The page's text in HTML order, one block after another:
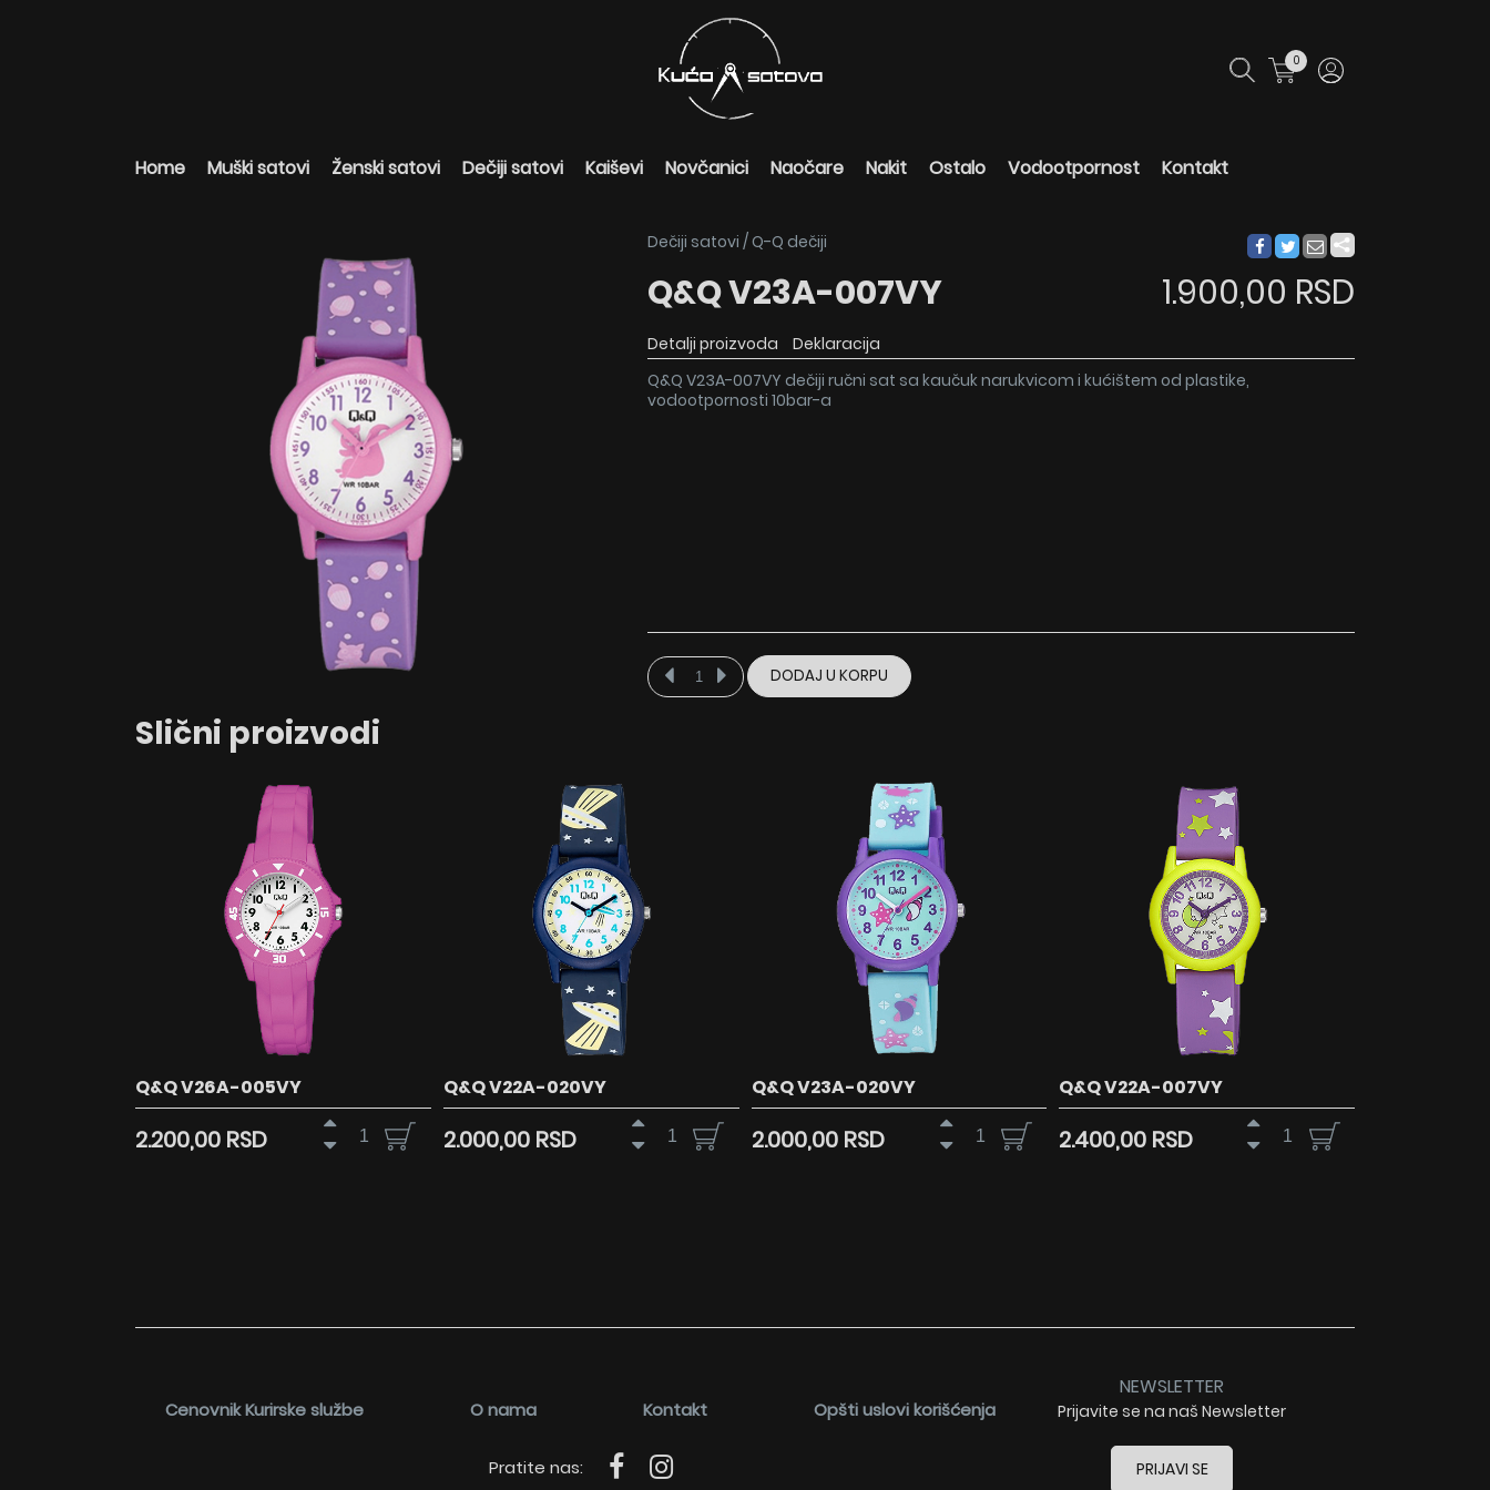
0
Home Muški satovi Ženski satovi Dečiji satovi Kaiševi Novčanici Naočare Nakit Ostalo Vodootpornost Kontakt
Dečiji satovi /Q-Q dečiji
Q&Q V23A-007VY 1.900,00 RSD
Detalji proizvoda
Deklaracija
Q&Q V23A-007VY dečiji ručni sat sa kaučuk narukvicom i kućištem od plastike,
vodootpornosti 10bar-a
DODAJ U KORPU
Slični proizvodi
Q&Q V26A-005VY
2.200,00 RSD
Q&Q V22A-020VY
2.000,00 RSD
Q&Q V23A-020VY
2.000,00 RSD
Q&Q V22A-007VY
2.400,00 RSD
Cenovnik Kurirske službe O nama Kontakt Opšti uslovi korišćenja
Pratite nas:
NEWSLETTER
Prijavite se na naš Newsletter
PRIJAVI SE